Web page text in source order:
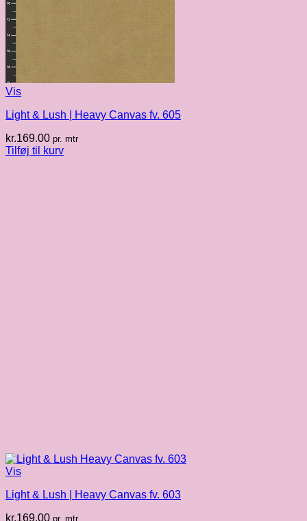
Vis
Light & Lush | Heavy Canvas fv. 605
kr.169.00 pr. mtr
Tilføj til kurv
Vis
Light & Lush | Heavy Canvas fv. 603
kr.169.00 pr. mtr